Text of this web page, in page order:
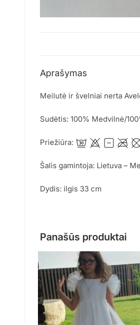
Aprašymas
Meilutė ir švelniai nerta
Sudėtis: 100% Medvilnė/
Priežiūra:
Šalis gamintoja: Lietuva –
Dydis: ilgis 33 cm
Panašūs produktai